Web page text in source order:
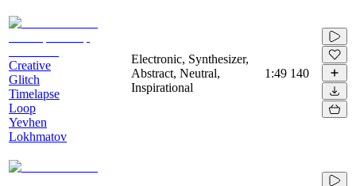
Creative
Glitch
Timelapse
Loop
Yevhen
Lokhmatov
Electronic, Synthesizer,
Abstract, Neutral,
Inspirational
1:49 140